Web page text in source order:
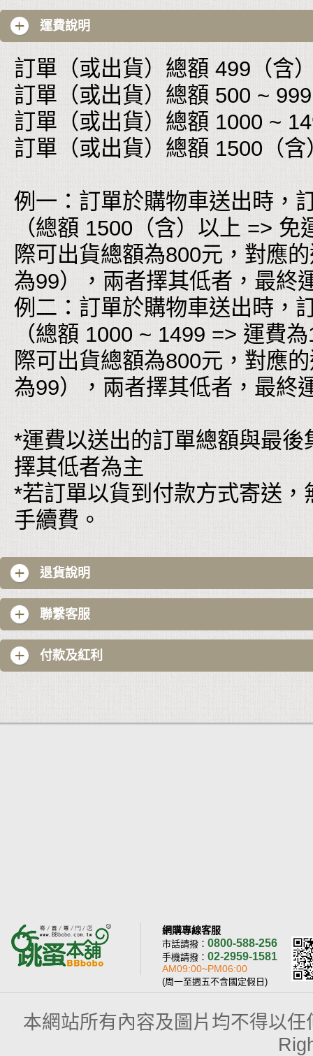
運費說明
訂單（或出貨）總額 499（含
訂單（或出貨）總額 500 ~
訂單（或出貨）總額 1000 ~
訂單（或出貨）總額 1500（
例一：訂單於購物車送出時，
（總額 1500（含）以上 =>
際可出貨總額為800元，對應
為99），兩者擇其低者，最終
例二：訂單於購物車送出時，
（總額 1000 ~ 1499 => 運費
際可出貨總額為800元，對應
為99），兩者擇其低者，最終
*運費以送出的訂單總額與最
擇其低者為主
*若訂單以貨到付款方式寄送
手續費。
退貨說明
聯繫客服
付款及紅利
網購專線客服
市話請撥： 0800-588-256
手機請撥： 02-2959-1581
AM09:00~PM06:00
(周一至週五不含國定假日)
本網站所有內容及圖片均不得以